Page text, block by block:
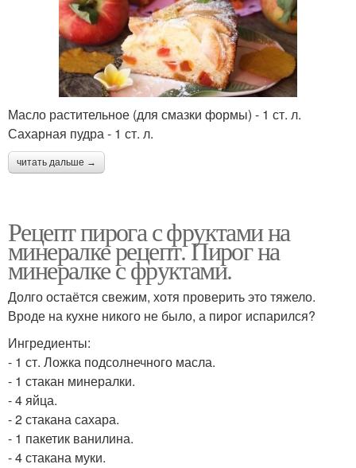
Масло растительное (для смазки формы) - 1 ст. л.
Сахарная пудра - 1 ст. л.
читать дальше →
Рецепт пирога с фруктами на
минералке рецепт. Пирог на
минералке с фруктами.
Долго остаётся свежим, хотя проверить это тяжело.
Вроде на кухне никого не было, а пирог испарился?
Ингредиенты:
- 1 ст. Ложка подсолнечного масла.
- 1 стакан минералки.
- 4 яйца.
- 2 стакана сахара.
- 1 пакетик ванилина.
- 4 стакана муки.